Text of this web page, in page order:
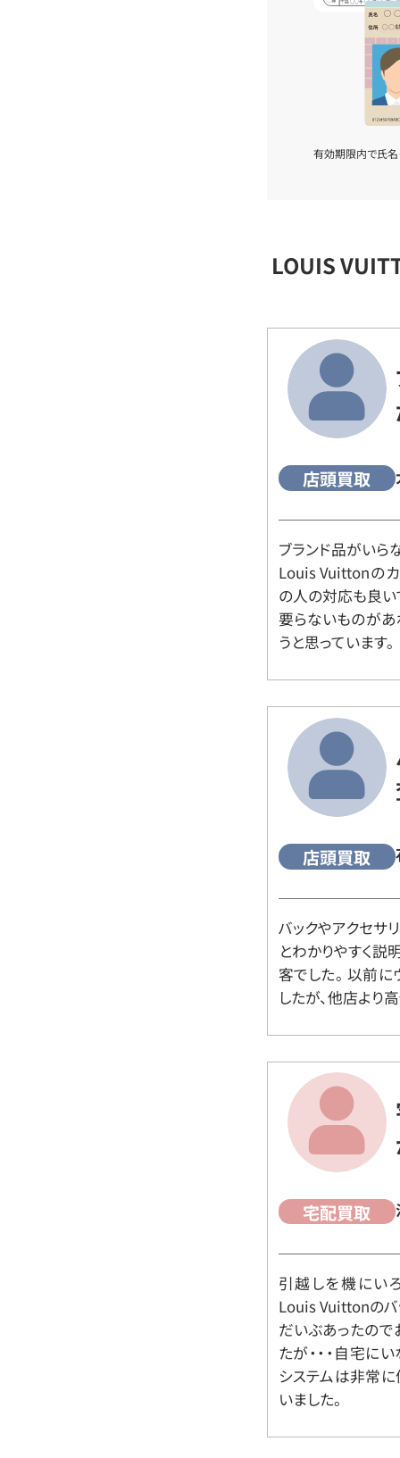
有効期限内で氏名
LOUIS
店頭買取
ブランド品がいら
Louis Vuittonの
の人の対応も良い
要らないものがあ
うと思っています。
店頭買取
バックやアクセサ
とわかりやすく説
客でした。 以前
したが、他店より
宅配買取
引越しを機にい
Louis Vuittonのバ
だいぶあったので
たが・・・自宅に
システムは非常に
いました。